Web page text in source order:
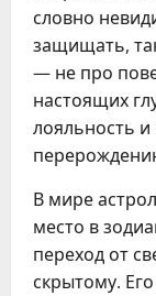
словно
защищать,
— не про
настоящих
лояльность
В мире
место в
переход от
скрытому.